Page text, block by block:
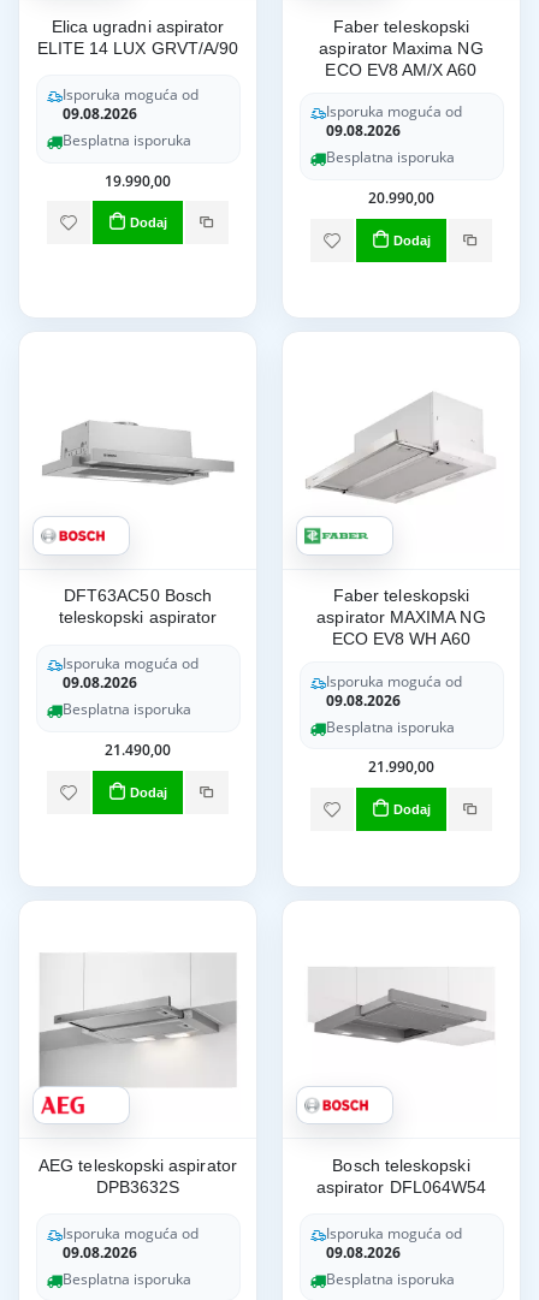
Elica ugradni aspirator
ELITE 14 LUX GRVT/A/90
Isporuka moguća od
09.08.2026
Besplatna isporuka
19.990,00
Dodaj
Faber teleskopski
aspirator Maxima NG
ECO EV8 AM/X A60
Isporuka moguća od
09.08.2026
Besplatna isporuka
20.990,00
Dodaj
DFT63AC50 Bosch
teleskopski aspirator
Isporuka moguća od
09.08.2026
Besplatna isporuka
21.490,00
Dodaj
Faber teleskopski
aspirator MAXIMA NG
ECO EV8 WH A60
Isporuka moguća od
09.08.2026
Besplatna isporuka
21.990,00
Dodaj
AEG teleskopski aspirator
DPB3632S
Isporuka moguća od
09.08.2026
Besplatna isporuka
Bosch teleskopski
aspirator DFL064W54
Isporuka moguća od
09.08.2026
Besplatna isporuka